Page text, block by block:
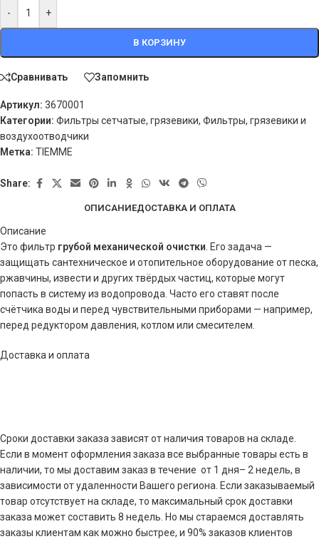
- +
В КОРЗИНУ
Сравнивать Запомнить
Артикул: 3670001
Категории: Фильтры сетчатые, грязевики, Фильтры, грязевики и
воздухоотводчики
Метка: TIEMME
Share:
ОПИСАНИЕДОСТАВКА И ОПЛАТА
Описание
Это фильтр грубой механической очистки . Его задача —
защищать сантехническое и отопительное оборудование от песка,
ржавчины, извести и других твёрдых частиц, которые могут
попасть в систему из водопровода. Часто его ставят после
счётчика воды и перед чувствительными приборами — например,
перед редуктором давления, котлом или смесителем.
Доставка и оплата
Сроки доставки заказа зависят от наличия товаров на складе.
Если в момент оформления заказа все выбранные товары есть в
наличии, то мы доставим заказ в течение от 1 дня– 2 недель, в
зависимости от удаленности Вашего региона. Если заказываемый
товар отсутствует на складе, то максимальный срок доставки
заказа может составить 8 недель. Но мы стараемся доставлять
заказы клиентам как можно быстрее, и 90% заказов клиентов